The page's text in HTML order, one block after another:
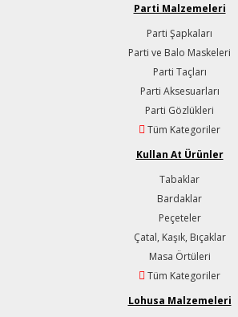
Parti Malzemeleri
Parti Şapkaları
Parti ve Balo Maskeleri
Parti Taçları
Parti Aksesuarları
Parti Gözlükleri
Tüm Kategoriler
Kullan At Ürünler
Tabaklar
Bardaklar
Peçeteler
Çatal, Kaşık, Bıçaklar
Masa Örtüleri
Tüm Kategoriler
Lohusa Malzemeleri